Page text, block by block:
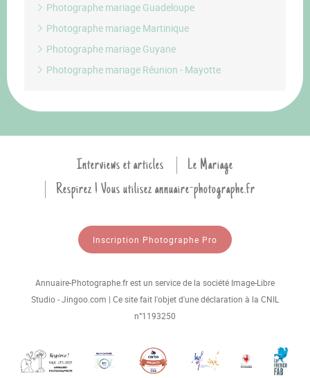
Photographe mariage Guadeloupe
Photographe mariage Martinique
Photographe mariage Guyane
Photographe mariage Réunion - Mayotte
Interviews et articles
Le Mariage
Respirez ! Vous utilisez annuaire-photographe.fr
Inscription Photographe Pro
Annuaire-Photographe.fr est un service de la société Image-Libre
Studio - Jingoo.com | Ce site fait l'objet d'une déclaration à la CNIL
n°1193250